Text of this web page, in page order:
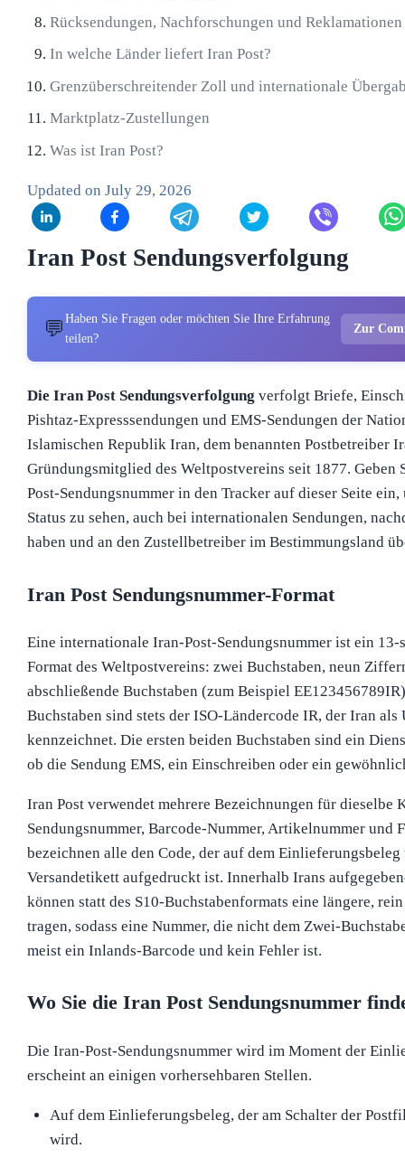
Rücksendungen, Nachforschungen und Reklamationen
In welche Länder liefert Iran Post?
Grenzüberschreitender Zoll und internationale
Marktplatz-Zustellungen
Was ist Iran Post?
Updated on July 29, 2026
Iran Post Sendungsverfolgung
💬 Haben Sie Fragen oder möchten Sie Ihre Erfahrung
teilen?
Zur
Die Iran Post Sendungsverfolgung verfolgt Briefe,
Pishtaz-Expresssendungen und EMS-Sendungen der
Islamischen Republik Iran, dem benannten Postbetreiber
Gründungsmitglied des Weltpostvereins seit 1877. Geben
Post-Sendungsnummer in den Tracker auf dieser Seite
Status zu sehen, auch bei internationalen Sendungen,
haben und an den Zustellbetreiber im Bestimmungsland
Iran Post Sendungsnummer-Format
Eine internationale Iran-Post-Sendungsnummer ist ein
Format des Weltpostvereins: zwei Buchstaben, neun
abschließende Buchstaben (zum Beispiel
Buchstaben sind stets der ISO-Ländercode IR, der Iran als
kennzeichnet. Die ersten beiden Buchstaben sind ein
ob die Sendung EMS, ein Einschreiben oder ein
Iran Post verwendet mehrere Bezeichnungen für dieselbe
Sendungsnummer, Barcode-Nummer, Artikelnummer und
bezeichnen alle den Code, der auf dem Einlieferungsbeleg
Versandetikett aufgedruckt ist. Innerhalb Irans
können statt des S10-Buchstabenformats eine längere,
tragen, sodass eine Nummer, die nicht dem Zwei-
meist ein Inlands-Barcode und kein Fehler ist.
Wo Sie die Iran Post Sendungsnummer
Die Iran-Post-Sendungsnummer wird im Moment der
erscheint an einigen vorhersehbaren Stellen.
Auf dem Einlieferungsbeleg, der am Schalter der
wird.